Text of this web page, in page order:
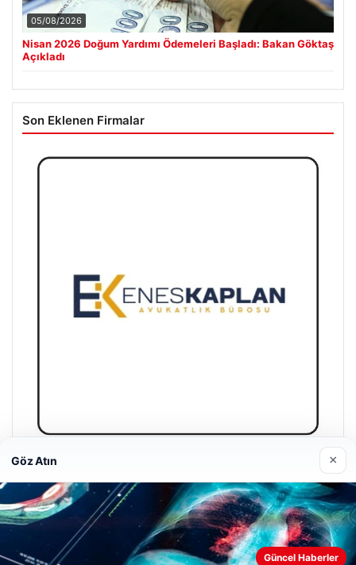
05/08/2026
Nisan 2026 Doğum Yardımı Ödemeleri Başladı: Bakan Göktaş
Açıkladı
Son Eklenen Firmalar
Enes Kaplan Avukatlık Bürosu
28/04/2026
Göz Atın ×
Güncel Haberler